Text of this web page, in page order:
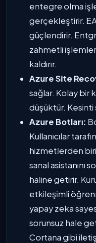
entegre olma
gerçekleştirir.
güçlendirir.
zahmetli
kaldırır.
Azure Site
sağlar. Kolay bir
düşüktür. Kesinti
Azure Botları:
Kullanıcılar
hizmetlerden
sanal asistanını
haline getirir.
etkileşimli
yapay zeka
sorunsuz hale
Cortana gibi